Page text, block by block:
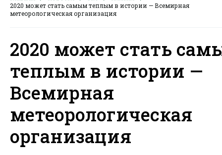
2020 может стать самым теплым в истории — Всемирная
метеорологическая организация
2020 может стать
теплым в истории —
Всемирная
метеорологическая
организация